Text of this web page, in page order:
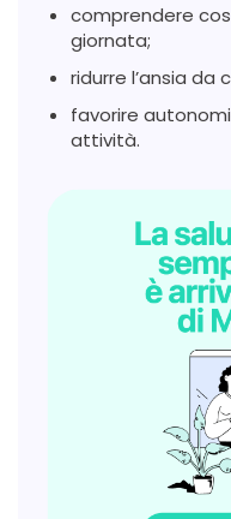
comprendere
giornata;
ridurre l’ansia
favorire
attività.